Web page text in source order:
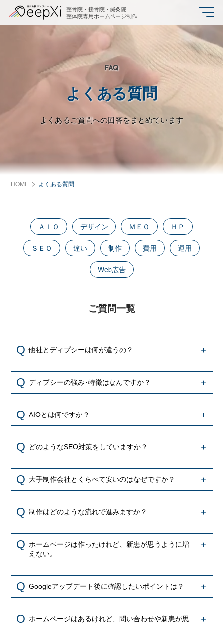
整骨院・接骨院・鍼灸院
整体院専用ホームページ制作
FAQ
よくある質問
よくあるご質問への回答をまとめています
HOME よくある質問
ＡＩＯ デザイン ＭＥＯ ＨＰ
ＳＥＯ 違い 制作 費用 運用
Web広告
ご質問一覧
他社とディプシーは何が違うの？
ディプシーの強み･特徴はなんですか？
AIOとは何ですか？
どのようなSEO対策をしていますか？
大手制作会社とくらべて安いのはなぜですか？
制作はどのような流れで進みますか？
ホームページは作ったけれど、新患が思うように増
えない。
Googleアップデート後に確認したいポイントは？
ホームページはあるけれど、問い合わせや新患が思